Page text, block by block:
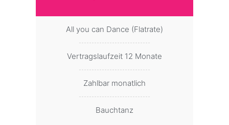
All you can Dance (Flatrate)
Vertragslaufzeit 12 Monate
Zahlbar monatlich
Bauchtanz